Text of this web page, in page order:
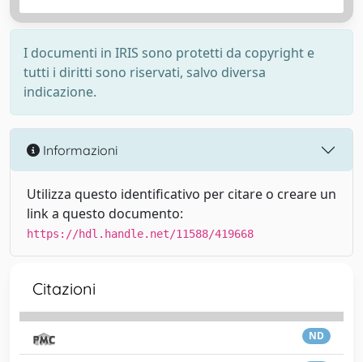
I documenti in IRIS sono protetti da copyright e
tutti i diritti sono riservati, salvo diversa
indicazione.
Informazioni
Utilizza questo identificativo per citare o creare un
link a questo documento:
https://hdl.handle.net/11588/419668
Citazioni
ND